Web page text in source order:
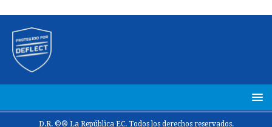
D.R. ©® La República EC. Todos los derechos reservados.